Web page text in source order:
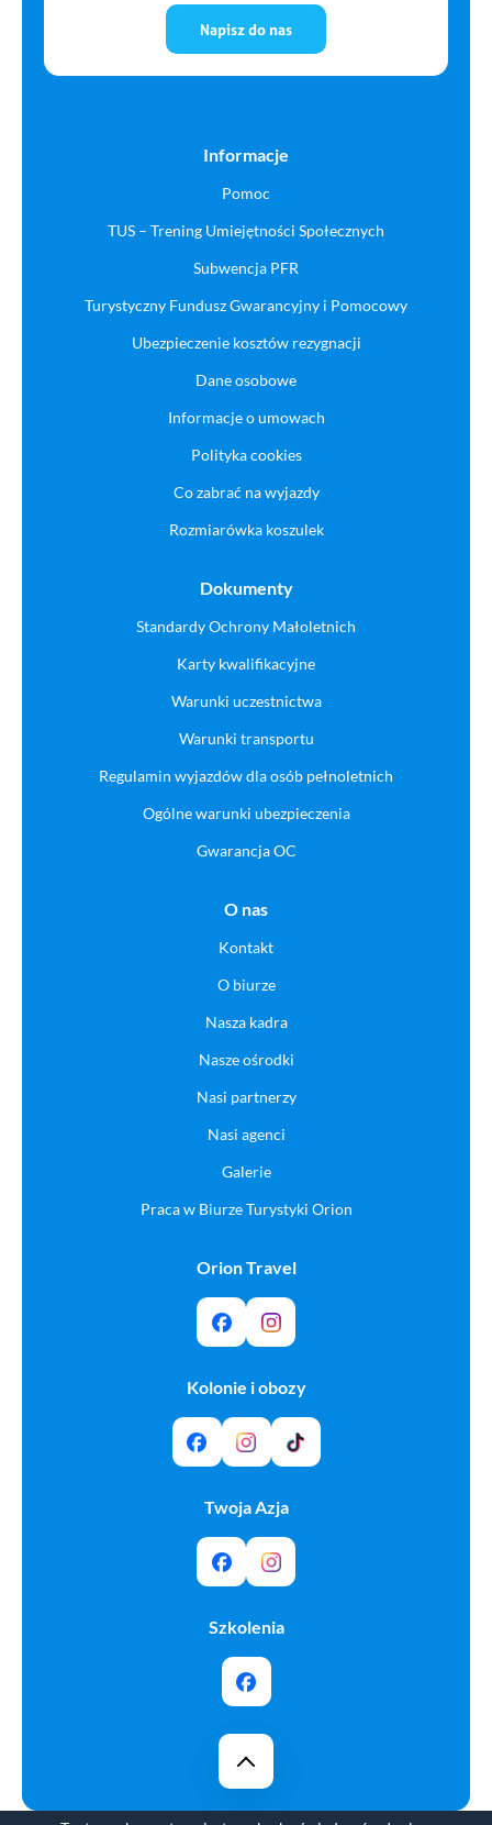
Napisz do nas
Informacje
Pomoc
TUS – Trening Umiejętności Społecznych
Subwencja PFR
Turystyczny Fundusz Gwarancyjny i Pomocowy
Ubezpieczenie kosztów rezygnacji
Dane osobowe
Informacje o umowach
Polityka cookies
Co zabrać na wyjazdy
Rozmiarówka koszulek
Dokumenty
Standardy Ochrony Małoletnich
Karty kwalifikacyjne
Warunki uczestnictwa
Warunki transportu
Regulamin wyjazdów dla osób pełnoletnich
Ogólne warunki ubezpieczenia
Gwarancja OC
O nas
Kontakt
O biurze
Nasza kadra
Nasze ośrodki
Nasi partnerzy
Nasi agenci
Galerie
Praca w Biurze Turystyki Orion
Orion Travel
Kolonie i obozy
Twoja Azja
Szkolenia